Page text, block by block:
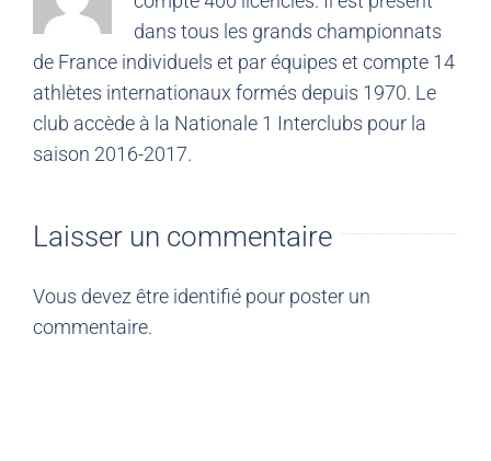
dans tous les grands championnats
de France individuels et par équipes et compte 14
athlètes internationaux formés depuis 1970. Le
club accède à la Nationale 1 Interclubs pour la
saison 2016-2017.
Laisser un commentaire
Vous devez être identifié pour poster un
commentaire.